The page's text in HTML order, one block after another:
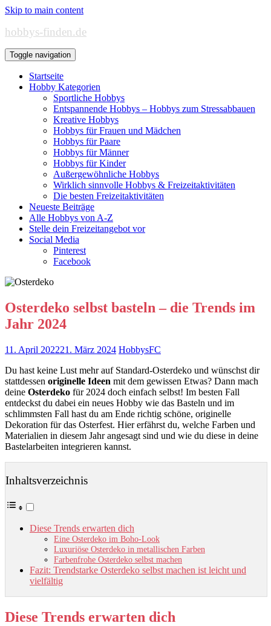
Skip to main content
hobbys-finden.de
Toggle navigation
Startseite
Hobby Kategorien
Sportliche Hobbys
Entspannende Hobbys – Hobbys zum Stressabbauen
Kreative Hobbys
Hobbys für Frauen und Mädchen
Hobbys für Paare
Hobbys für Männer
Hobbys für Kinder
Außergewöhnliche Hobbys
Wirklich sinnvolle Hobbys & Freizeitaktivitäten
Die besten Freizeitaktivitäten
Neueste Beiträge
Alle Hobbys von A-Z
Stelle dein Freizeitangebot vor
Social Media
Pinterest
Facebook
Osterdeko selbst basteln – die Trends im
Jahr 2024
11. April 202221. März 2024 HobbysFC
Du hast keine Lust mehr auf Standard-Osterdeko und wünschst dir
stattdessen originelle Ideen mit dem gewissen Etwas? Dann mach
deine Osterdeko für 2024 doch einfach selbst! Im besten Fall
entdeckst du dabei ein neues Hobby wie das Basteln und im
schlimmsten Fall hast du am Ende richtig schöne, originelle
Dekoration für das Osterfest. Hier erfährst du, welche Farben und
Materialien in diesem Jahr angesagt sind und wie du diese in deine
Bastelarbeiten integrieren kannst.
Inhaltsverzeichnis
Diese Trends erwarten dich
Eine Osterdeko im Boho-Look
Luxuriöse Osterdeko in metallischen Farben
Farbenfrohe Osterdeko selbst machen
Fazit: Trendstarke Osterdeko selbst machen ist leicht und
vielfältig
Diese Trends erwarten dich